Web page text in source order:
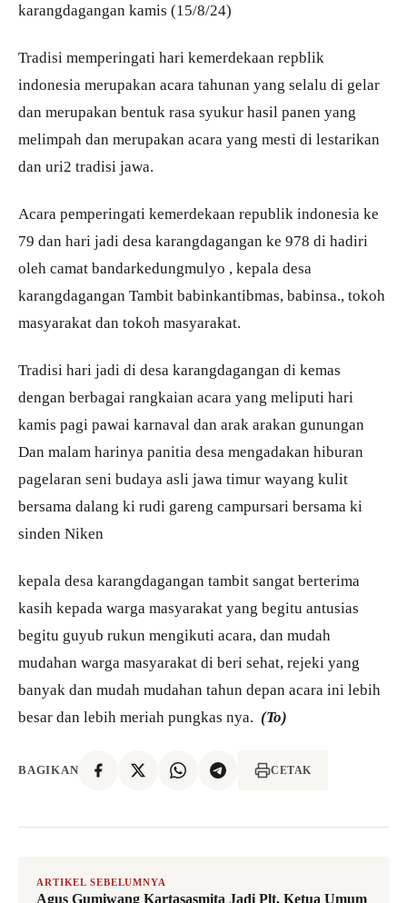
karangdagangan kamis (15/8/24)
Tradisi memperingati hari kemerdekaan repblik
indonesia merupakan acara tahunan yang selalu di gelar
dan merupakan bentuk rasa syukur hasil panen yang
melimpah dan merupakan acara yang mesti di lestarikan
dan uri2 tradisi jawa.
Acara pemperingati kemerdekaan republik indonesia ke
79 dan hari jadi desa karangdagangan ke 978 di hadiri
oleh camat bandarkedungmulyo , kepala desa
karangdagangan Tambit babinkantibmas, babinsa., tokoh
masyarakat dan tokoh masyarakat.
Tradisi hari jadi di desa karangdagangan di kemas
dengan berbagai rangkaian acara yang meliputi hari
kamis pagi pawai karnaval dan arak arakan gunungan
Dan malam harinya panitia desa mengadakan hiburan
pagelaran seni budaya asli jawa timur wayang kulit
bersama dalang ki rudi gareng campursari bersama ki
sinden Niken
kepala desa karangdagangan tambit sangat berterima
kasih kepada warga masyarakat yang begitu antusias
begitu guyub rukun mengikuti acara, dan mudah
mudahan warga masyarakat di beri sehat, rejeki yang
banyak dan mudah mudahan tahun depan acara ini lebih
besar dan lebih meriah pungkas nya. (To)
BAGIKAN CETAK
ARTIKEL SEBELUMNYA
Agus Gumiwang Kartasasmita Jadi Plt. Ketua Umum